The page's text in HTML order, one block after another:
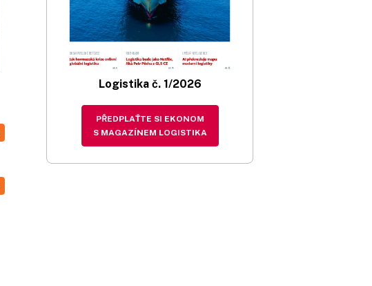
Logistika č. 1/2026
PŘEDPLAŤTE SI EKONOM
S MAGAZÍNEM LOGISTIKA